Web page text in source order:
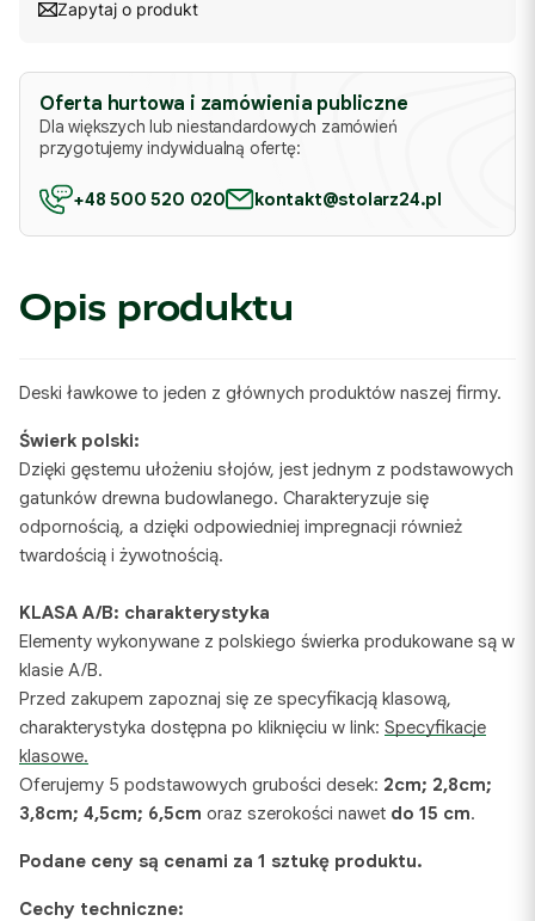
Zapytaj o produkt
Oferta hurtowa i zamówienia publiczne
Dla większych lub niestandardowych zamówień
przygotujemy indywidualną ofertę:
+48 500 520 020 kontakt@stolarz24.pl
Opis produktu
Deski ławkowe to jeden z głównych produktów naszej firmy.
Świerk polski:
Dzięki gęstemu ułożeniu słojów, jest jednym z podstawowych
gatunków drewna budowlanego. Charakteryzuje się
odpornością, a dzięki odpowiedniej impregnacji również
twardością i żywotnością.
KLASA A/B: charakterystyka
Elementy wykonywane z polskiego świerka produkowane są w
klasie A/B.
Przed zakupem zapoznaj się ze specyfikacją klasową,
charakterystyka dostępna po kliknięciu w link: Specyfikacje
klasowe.
Oferujemy 5 podstawowych grubości desek: 2cm; 2,8cm;
3,8cm; 4,5cm; 6,5cm oraz szerokości nawet do 15 cm.
Podane ceny są cenami za 1 sztukę produktu.
Cechy techniczne: